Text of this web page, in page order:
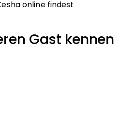
online findest
Gast kennen